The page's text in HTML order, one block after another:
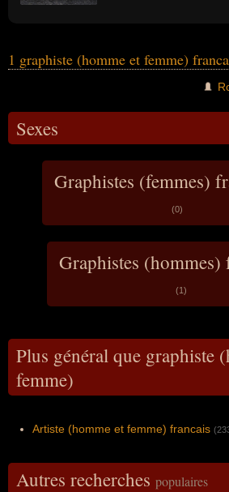
Darche), notamment dans
1 graphiste (homme et femme)
Sexes
Graphistes (femmes)
(0)
Graphistes (hommes)
(1)
Plus général que graphiste
femme)
Artiste (homme et femme) francais
Autres recherches populaires